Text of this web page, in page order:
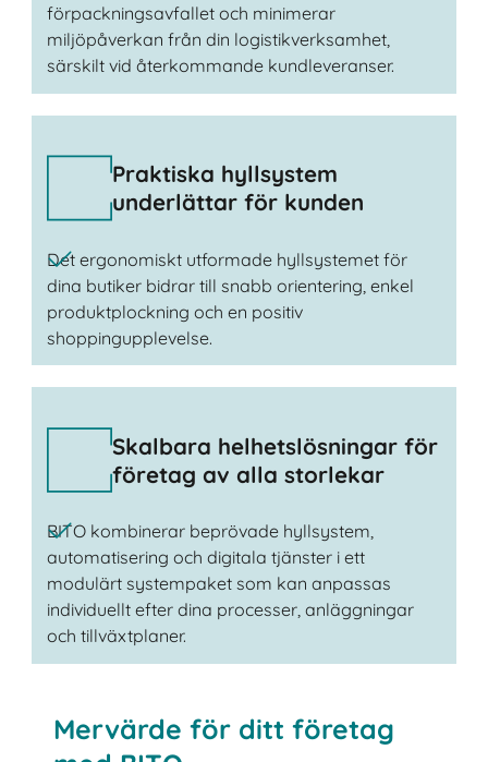
förpackningsavfallet och minimerar
miljöpåverkan från din logistikverksamhet,
särskilt vid återkommande kundleveranser.
Praktiska hyllsystem
underlättar för kunden
Det ergonomiskt utformade hyllsystemet för
dina butiker bidrar till snabb orientering, enkel
produktplockning och en positiv
shoppingupplevelse.
Skalbara helhetslösningar för
företag av alla storlekar
BITO kombinerar beprövade hyllsystem,
automatisering och digitala tjänster i ett
modulärt systempaket som kan anpassas
individuellt efter dina processer, anläggningar
och tillväxtplaner.
Mervärde för ditt företag